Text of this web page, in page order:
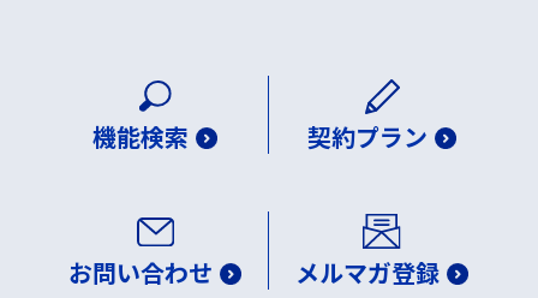
機能検索 契約プラン
お問い合わせ メルマガ登録